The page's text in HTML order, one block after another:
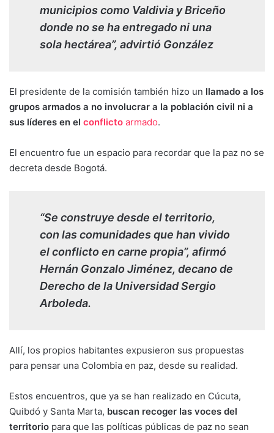
municipios como Valdivia y Briceño
donde no se ha entregado ni una
sola hectárea”, advirtió González
El presidente de la comisión también hizo un llamado a los
grupos armados a no involucrar a la población civil ni a
sus líderes en el conflicto armado.
El encuentro fue un espacio para recordar que la paz no se
decreta desde Bogotá.
“Se construye desde el territorio,
con las comunidades que han vivido
el conflicto en carne propia”, afirmó
Hernán Gonzalo Jiménez, decano de
Derecho de la Universidad Sergio
Arboleda.
Allí, los propios habitantes expusieron sus propuestas
para pensar una Colombia en paz, desde su realidad.
Estos encuentros, que ya se han realizado en Cúcuta,
Quibdó y Santa Marta, buscan recoger las voces del
territorio para que las políticas públicas de paz no sean